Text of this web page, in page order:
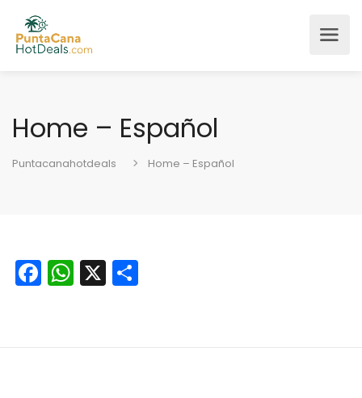
Home – Español
Puntacanahotdeals Home – Español
Facebook
WhatsApp
X